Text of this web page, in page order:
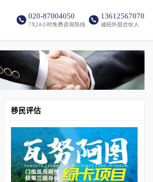
020-87004050
7X24小时免费咨询热线
13612567070
诚招外部合伙人
移民评估